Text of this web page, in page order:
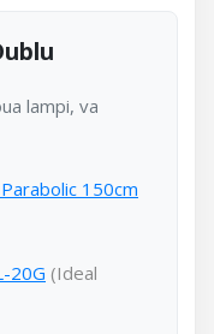
lampi, va
150cm
20G (Ideal